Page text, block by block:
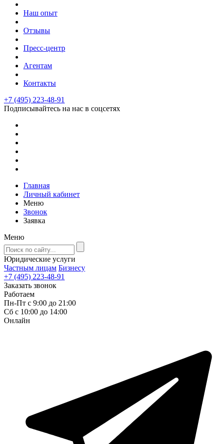
Наш опыт
Отзывы
Пресс-центр
Агентам
Контакты
+7 (495) 223-48-91
Подписывайтесь на нас в соцсетях
Главная
Личный кабинет
Меню
Звонок
Заявка
Меню
Юридические услуги
Частным лицам Бизнесу
+7 (495) 223-48-91
Заказать звонок
Работаем
Пн-Пт с 9:00 до 21:00
Сб с 10:00 до 14:00
Онлайн